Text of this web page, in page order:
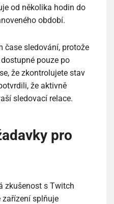
od několika hodin do
období.
čase sledování, protože
pouze po
že zkontrolujete stav
že aktivně
sledovací relace.
pro
zkušenost s Twitch
zařízení splňuje